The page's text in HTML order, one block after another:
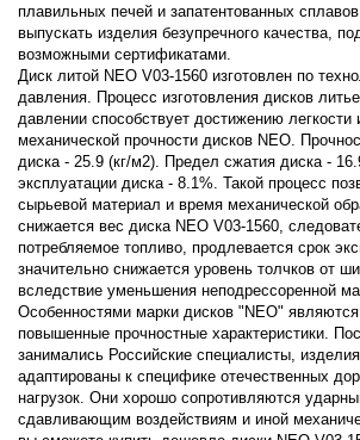
плавильных печей и запатентованных
выпускать изделия безупречного качества,
возможными сертификатами.
Диск литой NEO V03-1560 изготовлен по
давления. Процесс изготовления дисков
давлении способствует достижению легкости
механической прочности дисков NEO.
диска - 25.9 (кг/м2). Предел сжатия диска -
эксплуатации диска - 8.1%. Такой процесс
сырьевой материал и время механической
снижается вес диска NEO V03-1560,
потребляемое топливо, продлевается срок
значительно снижается уровень толчков от
вследствие уменьшения неподрессоренной
Особенностями марки дисков "NEO"
повышенные прочностные характеристики.
занимались Российские специалисты,
адаптированы к специфике отечественных
нагрузок. Они хорошо сопротивляются
сдавливающим воздействиям и иной